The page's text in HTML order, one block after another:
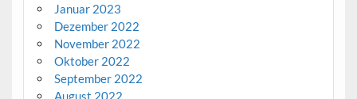
Januar 2023
Dezember 2022
November 2022
Oktober 2022
September 2022
August 2022